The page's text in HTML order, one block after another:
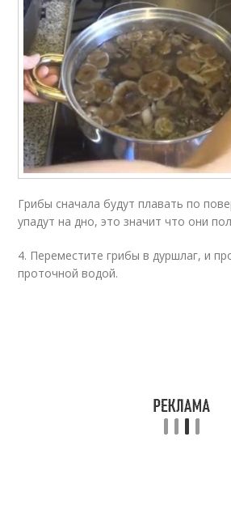
Грибы сначала будут плавать по
упадут на дно, это значит что они
4. Переместите грибы в дуршлаг, и
проточной водой.